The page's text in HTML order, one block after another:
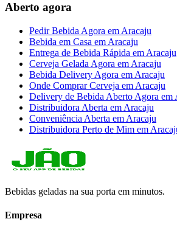
Aberto agora
Pedir Bebida Agora em Aracaju
Bebida em Casa em Aracaju
Entrega de Bebida Rápida em Aracaju
Cerveja Gelada Agora em Aracaju
Bebida Delivery Agora em Aracaju
Onde Comprar Cerveja em Aracaju
Delivery de Bebida Aberto Agora em
Distribuidora Aberta em Aracaju
Conveniência Aberta em Aracaju
Distribuidora Perto de Mim em
Bebidas geladas na sua porta em minutos.
Empresa